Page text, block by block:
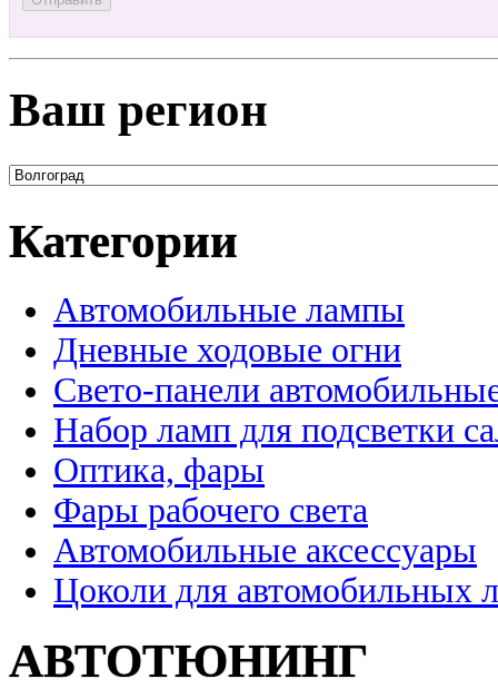
Ваш регион
Категории
Автомобильные лампы
Дневные ходовые огни
Свето-панели
Набор ламп для подсветки
Оптика, фары
Фары рабочего света
Автомобильные аксессуары
Цоколи для автомобильных
АВТОТЮНИНГ